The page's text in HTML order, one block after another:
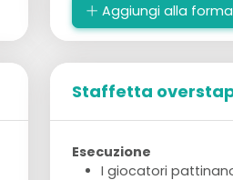
Aggiungi alla
Staffetta
Esecuzione
I giocatori